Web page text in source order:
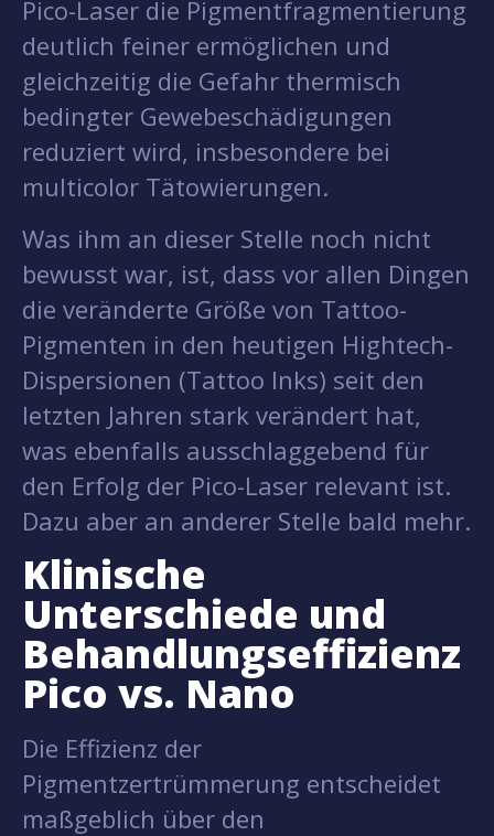
Pico-Laser die Pigmentfragmentierung
deutlich feiner ermöglichen und
gleichzeitig die Gefahr thermisch
bedingter Gewebeschädigungen
reduziert wird, insbesondere bei
multicolor Tätowierungen.
Was ihm an dieser Stelle noch nicht
bewusst war, ist, dass vor allen Dingen
die veränderte Größe von Tattoo-
Pigmenten in den heutigen Hightech-
Dispersionen (Tattoo Inks) seit den
letzten Jahren stark verändert hat,
was ebenfalls ausschlaggebend für
den Erfolg der Pico-Laser relevant ist.
Dazu aber an anderer Stelle bald mehr.
Klinische
Unterschiede und
Behandlungseffizienz
Pico vs. Nano
Die Effizienz der
Pigmentzertrümmerung entscheidet
maßgeblich über den